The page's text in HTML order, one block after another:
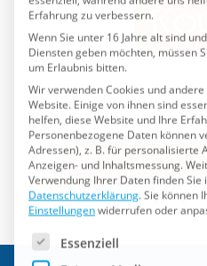
Wenn Sie unter 16 Jahre alt sind
um Erlaubnis bitten.
Wir verwenden Cookies und andere
helfen, diese Website und Ihre
Personenbezogene Daten können
Adressen), z. B. für personalisierte
Anzeigen- und Inhaltsmessung.
Verwendung Ihrer Daten finden Sie
Datenschutzerklärung.Sie können
Einstellungenwiderrufen oder
Es folgt eine Liste der
Essenziell
Externe Medien